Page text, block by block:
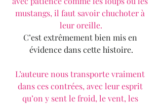
mustangs, il faut savoir chuchoter à
leur oreille.
C’est extrêmement bien mis en
évidence dans cette histoire.
L’auteure nous transporte vraiment
dans ces contrées, avec leur esprit
qu’on y sent le froid, le vent, les